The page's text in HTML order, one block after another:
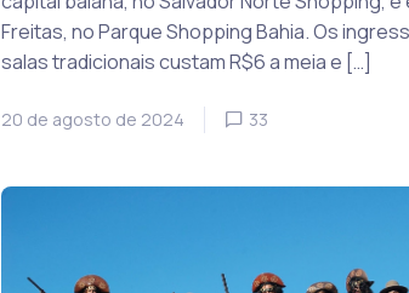
Freitas, no Parque Shopping Bahia. Os
salas tradicionais custam R$6 a meia e […]
20 de agosto de 2024 33